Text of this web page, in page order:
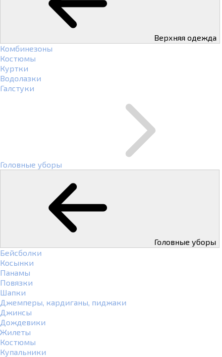
Верхняя одежда
Комбинезоны
Костюмы
Куртки
Водолазки
Галстуки
Головные уборы
Головные уборы
Бейсболки
Косынки
Панамы
Повязки
Шапки
Джемперы, кардиганы, пиджаки
Джинсы
Дождевики
Жилеты
Костюмы
Купальники